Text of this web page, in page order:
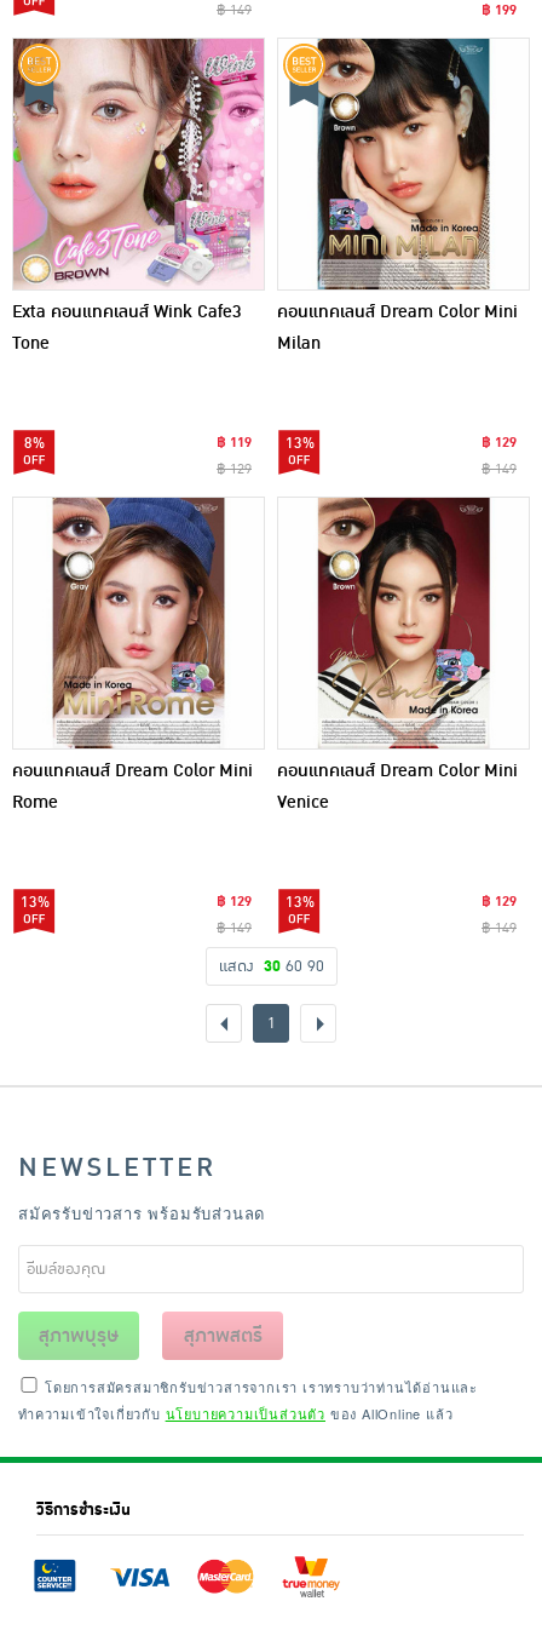
฿ 149
฿ 199
Exta คอนแทคเลนส์ Wink Cafe3
Tone
8%
฿ 119
฿ 129
คอนแทคเลนส์ Dream Color Mini
Milan
13%
฿ 129
฿ 149
คอนแทคเลนส์ Dream Color Mini
Rome
13%
฿ 129
฿ 149
คอนแทคเลนส์ Dream Color Mini
Venice
13%
฿ 129
฿ 149
แสดง 30 60 90
1
NEWSLETTER
สมัครรับข่าวสาร พร้อมรับส่วนลด
สุภาพบุรุษ สุภาพสตรี
โดยการสมัครสมาชิกรับข่าวสารจากเรา เราทราบว่าท่านได้อ่านและ
ทำความเข้าใจเกี่ยวกับ นโยบายความเป็นส่วนตัว ของ AllOnline แล้ว
วิธีการชำระเงิน